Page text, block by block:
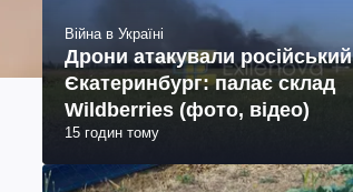
Війна в Україні
Дрони атакували російський
Єкатеринбург: палає склад
Wildberries (фото, відео)
15 годин тому